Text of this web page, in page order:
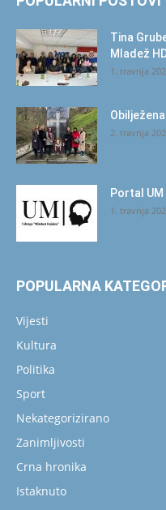
Tina
Mladež
1. travnja
2. travnja
Portal
1. travnja
POPULARNA
Vijesti
Kultura
Politika
Sport
Nekategorizirano
Zanimljivosti
Crna hronika
Istaknuto